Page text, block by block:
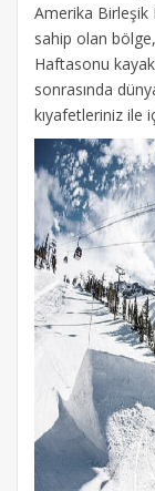
Amerika Birleşik
sahip olan
Haftasonu
sonrasında
kıyafetleriniz ile